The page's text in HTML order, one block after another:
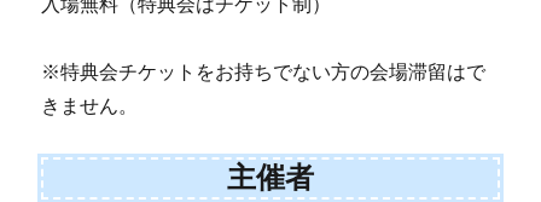
入場無料（特典会はチケット制）
※特典会チケットをお持ちでない方の会場滞留はで
きません。
主催者